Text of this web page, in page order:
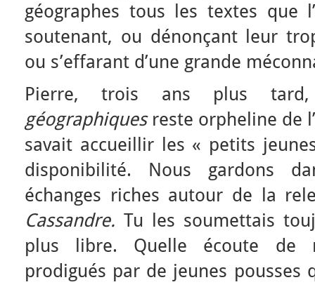
géographes tous les textes que
soutenant, ou dénonçant leur
ou s’effarant d’une grande
Pierre, trois ans plus
géographiquesreste orpheline de
savait accueillir les « petits
disponibilité. Nous gardons
échanges riches autour de la
Cassandre. Tu les soumettais
plus libre. Quelle écoute de
prodigués par de jeunes pousses